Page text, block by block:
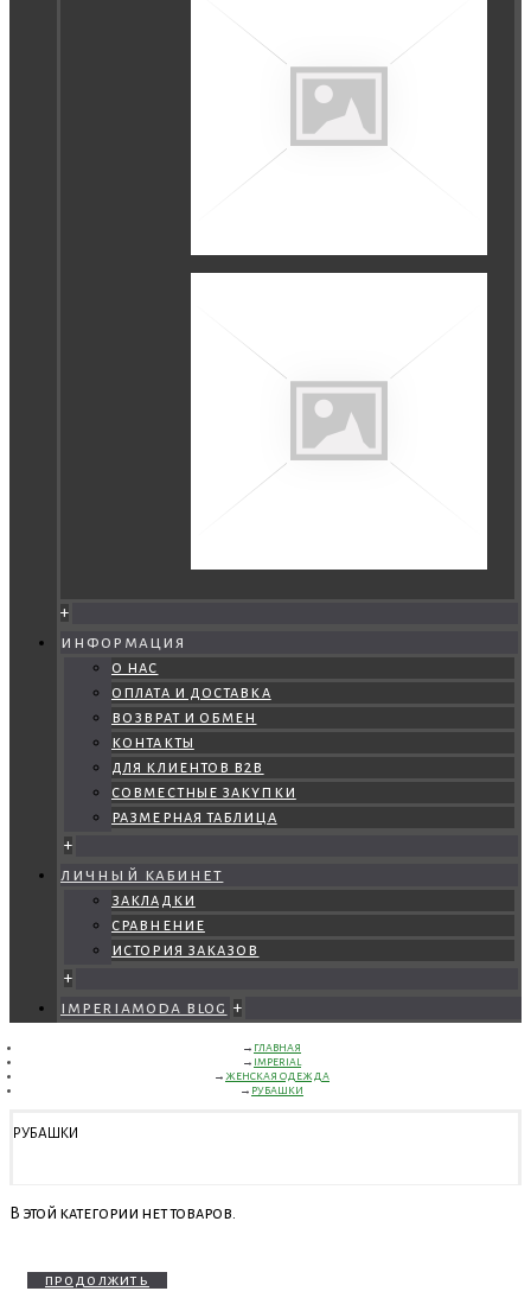
+
информация
о нас
оплата и доставка
возврат и обмен
контакты
для клиентов b2b
совместные закупки
размерная таблица
+
личный кабинет
закладки
сравнение
история заказов
+
imperiamoda blog +
ГЛАВНАЯ
IMPERIAL
ЖЕНСКАЯ ОДЕЖДА
РУБАШКИ
РУБАШКИ
В этой категории нет товаров.
продолжить